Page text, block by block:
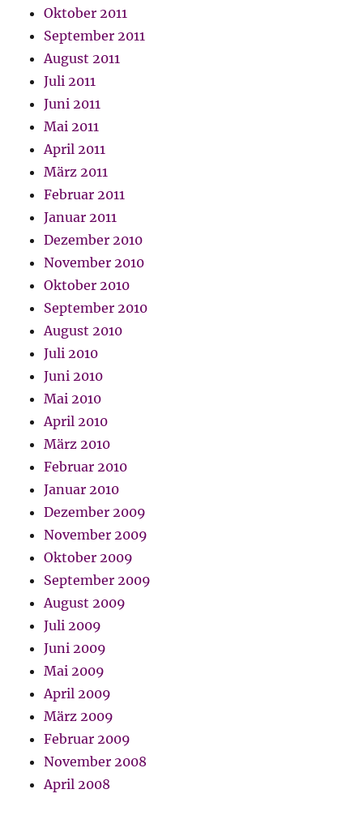
Oktober 2011
September 2011
August 2011
Juli 2011
Juni 2011
Mai 2011
April 2011
März 2011
Februar 2011
Januar 2011
Dezember 2010
November 2010
Oktober 2010
September 2010
August 2010
Juli 2010
Juni 2010
Mai 2010
April 2010
März 2010
Februar 2010
Januar 2010
Dezember 2009
November 2009
Oktober 2009
September 2009
August 2009
Juli 2009
Juni 2009
Mai 2009
April 2009
März 2009
Februar 2009
November 2008
April 2008